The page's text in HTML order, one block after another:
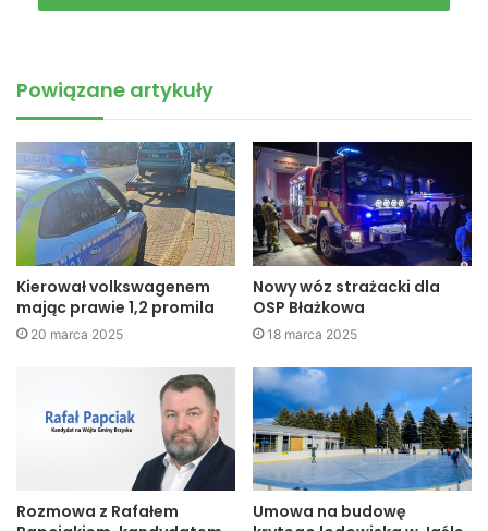
Strażacy grają w tenisa stołowego (fot. Jerzy Dębiec)
OSP: Nowy Żmigród, Mytarka, Łężyny, Gorzyce, Brzezowa,
Łysa Góra, Toki. Zawody rozgrywane były systemem do
dwóch przegranych meczów zgodnie z przepisami PZTS.
Zawodnicy rywalizowali w punktacji indywidualnej jak i
sportowej rywalizacji.
Powiązane artykuły
Kierował volkswagenem
mając prawie 1,2 promila
20 marca 2025
Nowy wóz strażacki dla
OSP Błażkowa
18 marca 2025
Rozmowa z Rafałem
Umowa na budowę